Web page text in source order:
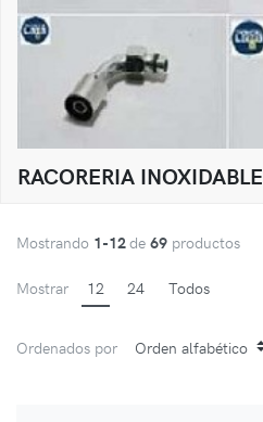
RACORERIA INOXIDABLE
Mostrando 1-12de 69 productos
Mostrar 12 24 Todos
Ordenados por